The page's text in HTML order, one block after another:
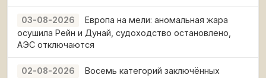
03-08-2026
Европа на мели: аномальная жара
осушила Рейн и Дунай, судоходство остановлено,
АЭС отключаются
02-08-2026
Восемь категорий заключённых